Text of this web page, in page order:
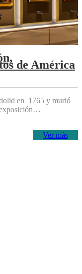
de América
en 1765 y murió
exposición…
Ver más